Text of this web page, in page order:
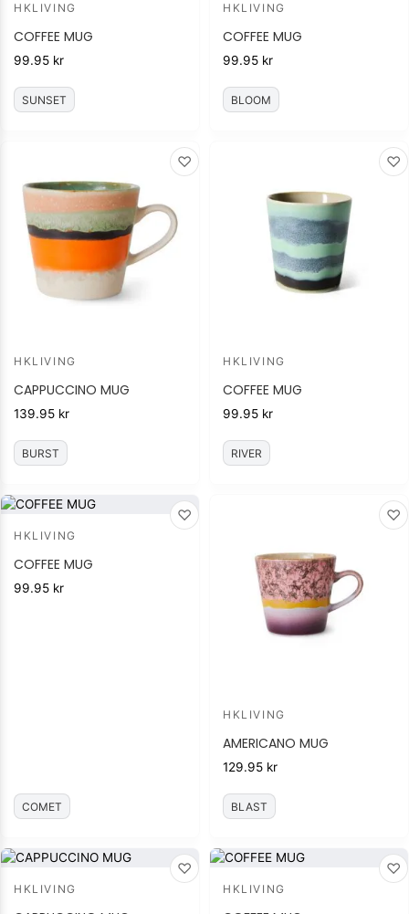
HKLIVING
COFFEE MUG
99.95 kr
SUNSET
HKLIVING
COFFEE MUG
99.95 kr
BLOOM
♡
HKLIVING
CAPPUCCINO MUG
139.95 kr
BURST
♡
HKLIVING
COFFEE MUG
99.95 kr
RIVER
♡
HKLIVING
COFFEE MUG
99.95 kr
COMET
♡
HKLIVING
AMERICANO MUG
129.95 kr
BLAST
♡
HKLIVING
♡
HKLIVING